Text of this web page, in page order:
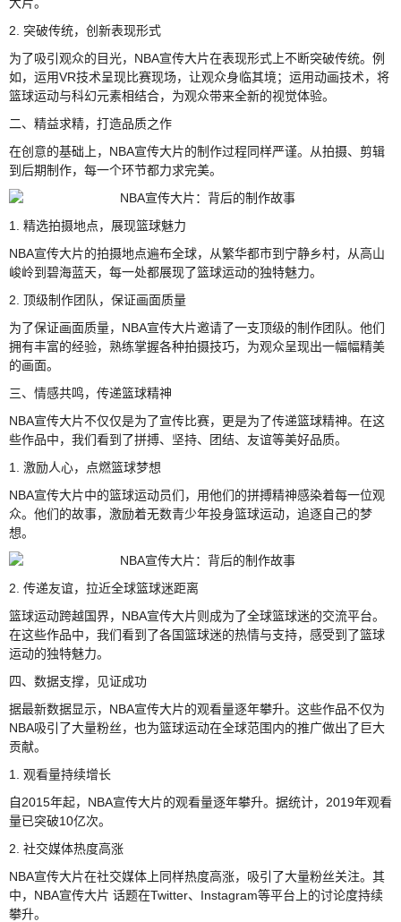
2. 突破传统，创新表现形式
为了吸引观众的目光，NBA宣传大片在表现形式上不断突破传统。例
如，运用VR技术呈现比赛现场，让观众身临其境；运用动画技术，将
篮球运动与科幻元素相结合，为观众带来全新的视觉体验。
二、精益求精，打造品质之作
在创意的基础上，NBA宣传大片的制作过程同样严谨。从拍摄、剪辑
到后期制作，每一个环节都力求完美。
1. 精选拍摄地点，展现篮球魅力
NBA宣传大片的拍摄地点遍布全球，从繁华都市到宁静乡村，从高山
峻岭到碧海蓝天，每一处都展现了篮球运动的独特魅力。
2. 顶级制作团队，保证画面质量
为了保证画面质量，NBA宣传大片邀请了一支顶级的制作团队。他们
拥有丰富的经验，熟练掌握各种拍摄技巧，为观众呈现出一幅幅精美
的画面。
三、情感共鸣，传递篮球精神
NBA宣传大片不仅仅是为了宣传比赛，更是为了传递篮球精神。在这
些作品中，我们看到了拼搏、坚持、团结、友谊等美好品质。
1. 激励人心，点燃篮球梦想
NBA宣传大片中的篮球运动员们，用他们的拼搏精神感染着每一位观
众。他们的故事，激励着无数青少年投身篮球运动，追逐自己的梦
想。
2. 传递友谊，拉近全球篮球迷距离
篮球运动跨越国界，NBA宣传大片则成为了全球篮球迷的交流平台。
在这些作品中，我们看到了各国篮球迷的热情与支持，感受到了篮球
运动的独特魅力。
四、数据支撑，见证成功
据最新数据显示，NBA宣传大片的观看量逐年攀升。这些作品不仅为
NBA吸引了大量粉丝，也为篮球运动在全球范围内的推广做出了巨大
贡献。
1. 观看量持续增长
自2015年起，NBA宣传大片的观看量逐年攀升。据统计，2019年观看
量已突破10亿次。
2. 社交媒体热度高涨
NBA宣传大片在社交媒体上同样热度高涨，吸引了大量粉丝关注。其
中，NBA宣传大片 话题在Twitter、Instagram等平台上的讨论度持续
攀升。